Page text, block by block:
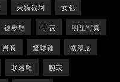
天猫福利 女包
徒步鞋 手表 明星写真
男装 篮球鞋 索康尼
联名鞋 腕表